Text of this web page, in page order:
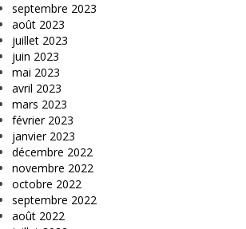
septembre 2023
août 2023
juillet 2023
juin 2023
mai 2023
avril 2023
mars 2023
février 2023
janvier 2023
décembre 2022
novembre 2022
octobre 2022
septembre 2022
août 2022